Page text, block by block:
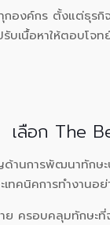
กองค์กร ตั้งแต่ธุรกิ
บเนื้อหาให้ตอบโจท
เลือก The
านการพัฒนาทักษ
ทคนิคการทำงาน
ครอบคลุมทักษะที่